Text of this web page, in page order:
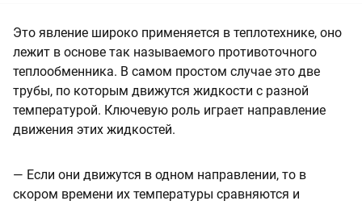
Это явление широко применяется в теплотехнике, оно
лежит в основе так называемого противоточного
теплообменника. В самом простом случае это две
трубы, по которым движутся жидкости с разной
температурой. Ключевую роль играет направление
движения этих жидкостей.
— Если они движутся в одном направлении, то в
скором времени их температуры сравняются и